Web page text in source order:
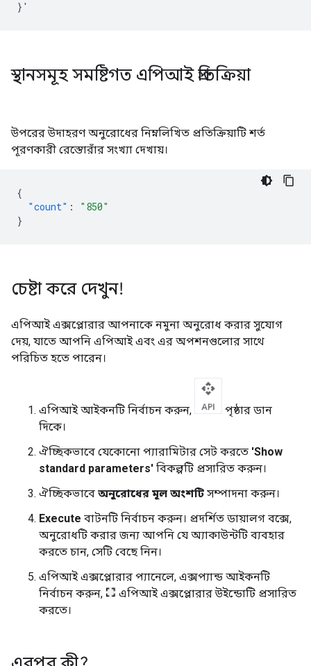
স্থানসমূহ সমষ্টিগত এপিআই প্রতিক্রিয়া
উপরের উদাহরণ অনুরোধের নিম্নলিখিত প্রতিক্রিয়াটি শর্ত
পূরণকারী রেস্তোরাঁর সংখ্যা দেখায়।
{
"count" :
"850"
}
চেষ্টা করে দেখুন!
এপিআই এক্সপ্লোরার আপনাকে নমুনা অনুরোধ করার সুযোগ
দেয়, যাতে আপনি এপিআই এবং এর অপশনগুলোর সাথে
পরিচিত হতে পারেন।
এপিআই আইকনটি নির্বাচন করুন,
পৃষ্ঠার ডান
দিকে।
ঐচ্ছিকভাবে যেকোনো প্যারামিটার সেট করতে 'Show
standard parameters' বিকল্পটি প্রসারিত করুন।
ঐচ্ছিকভাবে অনুরোধের মূল অংশটি সম্পাদনা করুন।
Execute বাটনটি নির্বাচন করুন। প্রদর্শিত ডায়ালগ বক্সে,
অনুরোধটি করার জন্য আপনি যে অ্যাকাউন্টটি ব্যবহার
করতে চান, সেটি বেছে নিন।
এপিআই এক্সপ্লোরার প্যানেলে, এক্সপ্যান্ড আইকনটি
নির্বাচন করুন,
এপিআই এক্সপ্লোরার উইন্ডোটি প্রসারিত
করতে।